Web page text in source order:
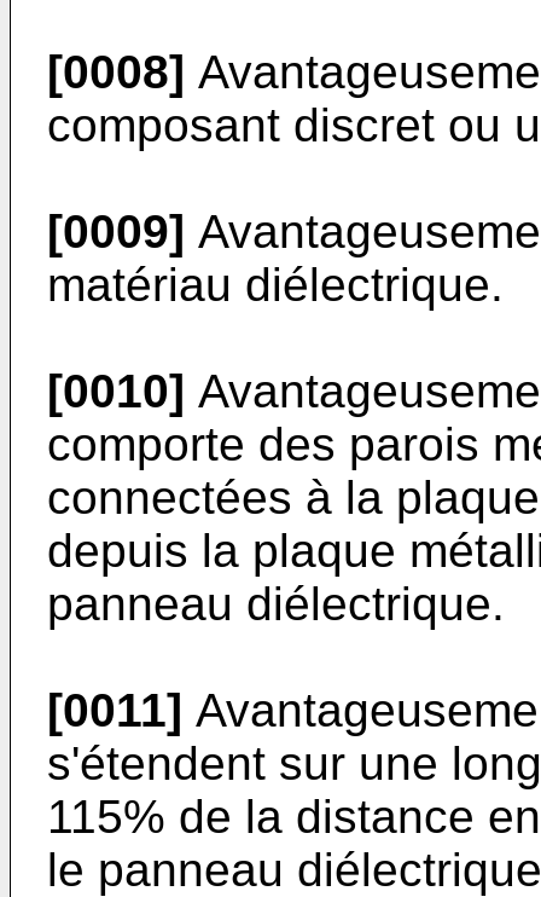
[0008]
composant discret ou
[0009]
matériau diélectrique.
[0010]
comporte des parois
connectées à la
depuis la plaque
panneau diélectrique.
[0011]
s'étendent sur une
115% de la distance
le panneau